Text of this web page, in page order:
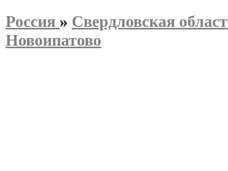
Россия » Свердловская
Новоипатово